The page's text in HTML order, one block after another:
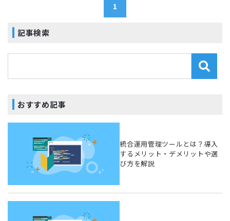
1
記事検索
おすすめ記事
統合運用管理ツールとは？導入
するメリット・デメリットや選
び方を解説